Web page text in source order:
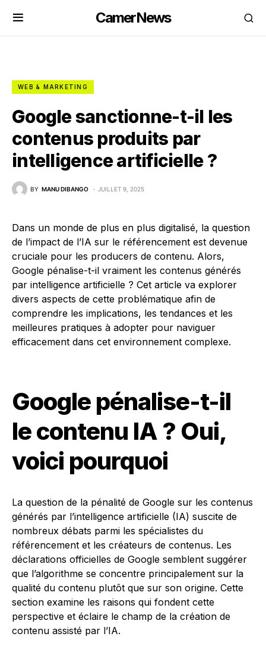
CamerNews
WEB & MARKETING
Google sanctionne-t-il les
contenus produits par
intelligence artificielle ?
BY MANU DIBANGO JUILLET 9, 2025
Dans un monde de plus en plus digitalisé, la question
de l’impact de l’IA sur le référencement est devenue
cruciale pour les producers de contenu. Alors,
Google pénalise-t-il vraiment les contenus générés
par intelligence artificielle ? Cet article va explorer
divers aspects de cette problématique afin de
comprendre les implications, les tendances et les
meilleures pratiques à adopter pour naviguer
efficacement dans cet environnement complexe.
Google pénalise-t-il
le contenu IA ? Oui,
voici pourquoi
La question de la pénalité de Google sur les contenus
générés par l’intelligence artificielle (IA) suscite de
nombreux débats parmi les spécialistes du
référencement et les créateurs de contenus. Les
déclarations officielles de Google semblent suggérer
que l’algorithme se concentre principalement sur la
qualité du contenu plutôt que sur son origine. Cette
section examine les raisons qui fondent cette
perspective et éclaire le champ de la création de
contenu assisté par l’IA.